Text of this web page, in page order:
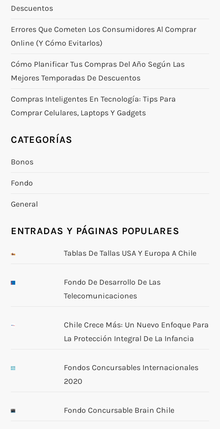
Descuentos
Errores Que Cometen Los Consumidores Al Comprar
Online (y Cómo Evitarlos)
Cómo Planificar Tus Compras Del Año Según Las
Mejores Temporadas De Descuentos
Compras Inteligentes En Tecnología: Tips Para
Comprar Celulares, Laptops Y Gadgets
CATEGORÍAS
Bonos
Fondo
General
ENTRADAS Y PÁGINAS POPULARES
Tablas De Tallas USA Y Europa A Chile
Fondo De Desarrollo De Las
Telecomunicaciones
Chile Crece Más: Un Nuevo Enfoque Para
La Protección Integral De La Infancia
Fondos Concursables Internacionales
2020
Fondo Concursable Brain Chile